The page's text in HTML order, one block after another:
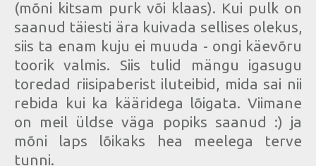
(mõni kitsam purk või klaas). Kui pulk on
saanud täiesti ära kuivada sellises olekus,
siis ta enam kuju ei muuda - ongi käevõru
toorik valmis. Siis tulid mängu igasugu
toredad riisipaberist iluteibid, mida sai nii
rebida kui ka kääridega lõigata. Viimane
on meil üldse väga popiks saanud :) ja
mõni laps lõikaks hea meelega terve
tunni.